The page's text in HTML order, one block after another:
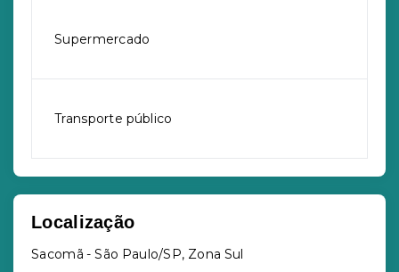
Supermercado
Transporte público
Localização
Sacomã - São Paulo/SP, Zona Sul